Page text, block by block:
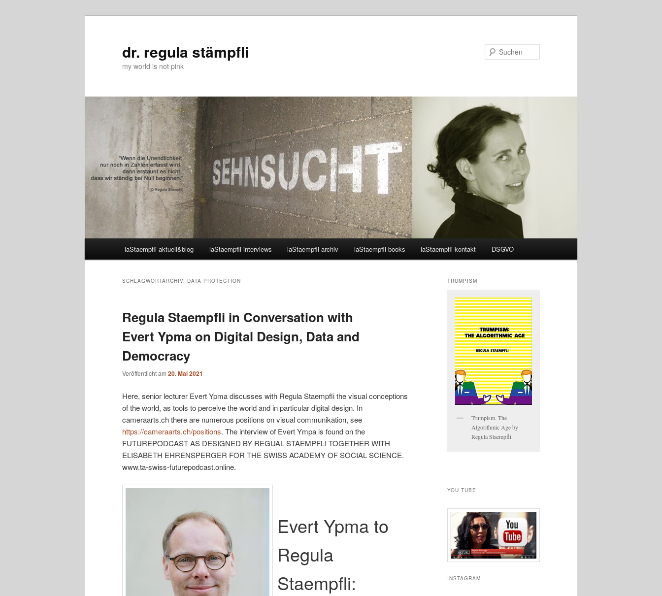
dr. regula stämpfli
my world is not pink
laStaempfli aktuell&blog laStaempfli interviews laStaempfli archiv laStaempfli books laStaempfli kontakt DSGVO
SCHLAGWORTARCHIV: DATA PROTECTION
Regula Staempfli in Conversation with
Evert Ypma on Digital Design, Data and
Democracy
Veröffentlicht am 20. Mai 2021
Here, senior lecturer Evert Ypma discusses with Regula Staempfli the visual conceptions
of the world, as tools to perceive the world and in particular digital design. In
cameraarts.ch there are numerous positions on visual communikation, see
https://cameraarts.ch/positions. The interview of Evert Ympa is found on the
FUTUREPODCAST AS DESIGNED BY REGUAL STAEMPFLI TOGETHER WITH
ELISABETH EHRENSPERGER FOR THE SWISS ACADEMY OF SOCIAL SCIENCE.
www.ta-swiss-futurepodcast.online.
Evert Ypma to
Regula
Staempfli:
TRUMPISM
Trumpism. The
Algorithmic Age by
Regula Staempfli.
YOU TUBE
INSTAGRAM